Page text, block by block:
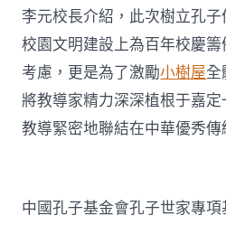
李元校長介紹，此次樹立孔
校園文明建設上為百年校慶
考慮，更是為了激勵小樹屋全
將教導家精力深深植根于嘉
教導緊密地聯結在中華優秀傳
中國孔子基金會孔子世家專